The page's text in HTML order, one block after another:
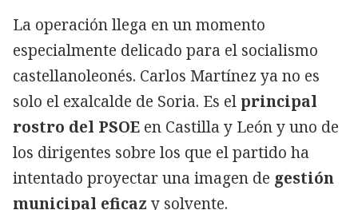
La operación llega en un momento
especialmente delicado para el socialismo
castellanoleonés. Carlos Martínez ya no es
solo el exalcalde de Soria. Es el principal
rostro del PSOE en Castilla y León y uno de
los dirigentes sobre los que el partido ha
intentado proyectar una imagen de gestión
municipal eficaz y solvente.